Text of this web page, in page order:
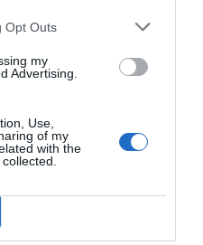
Opt Outs
my
Advertising.
Use,
of my
with the